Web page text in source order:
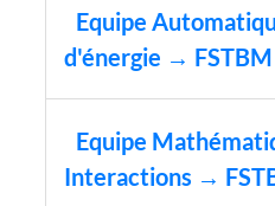
Equipe
d'énergie → FSTBM
Equipe
Interactions →